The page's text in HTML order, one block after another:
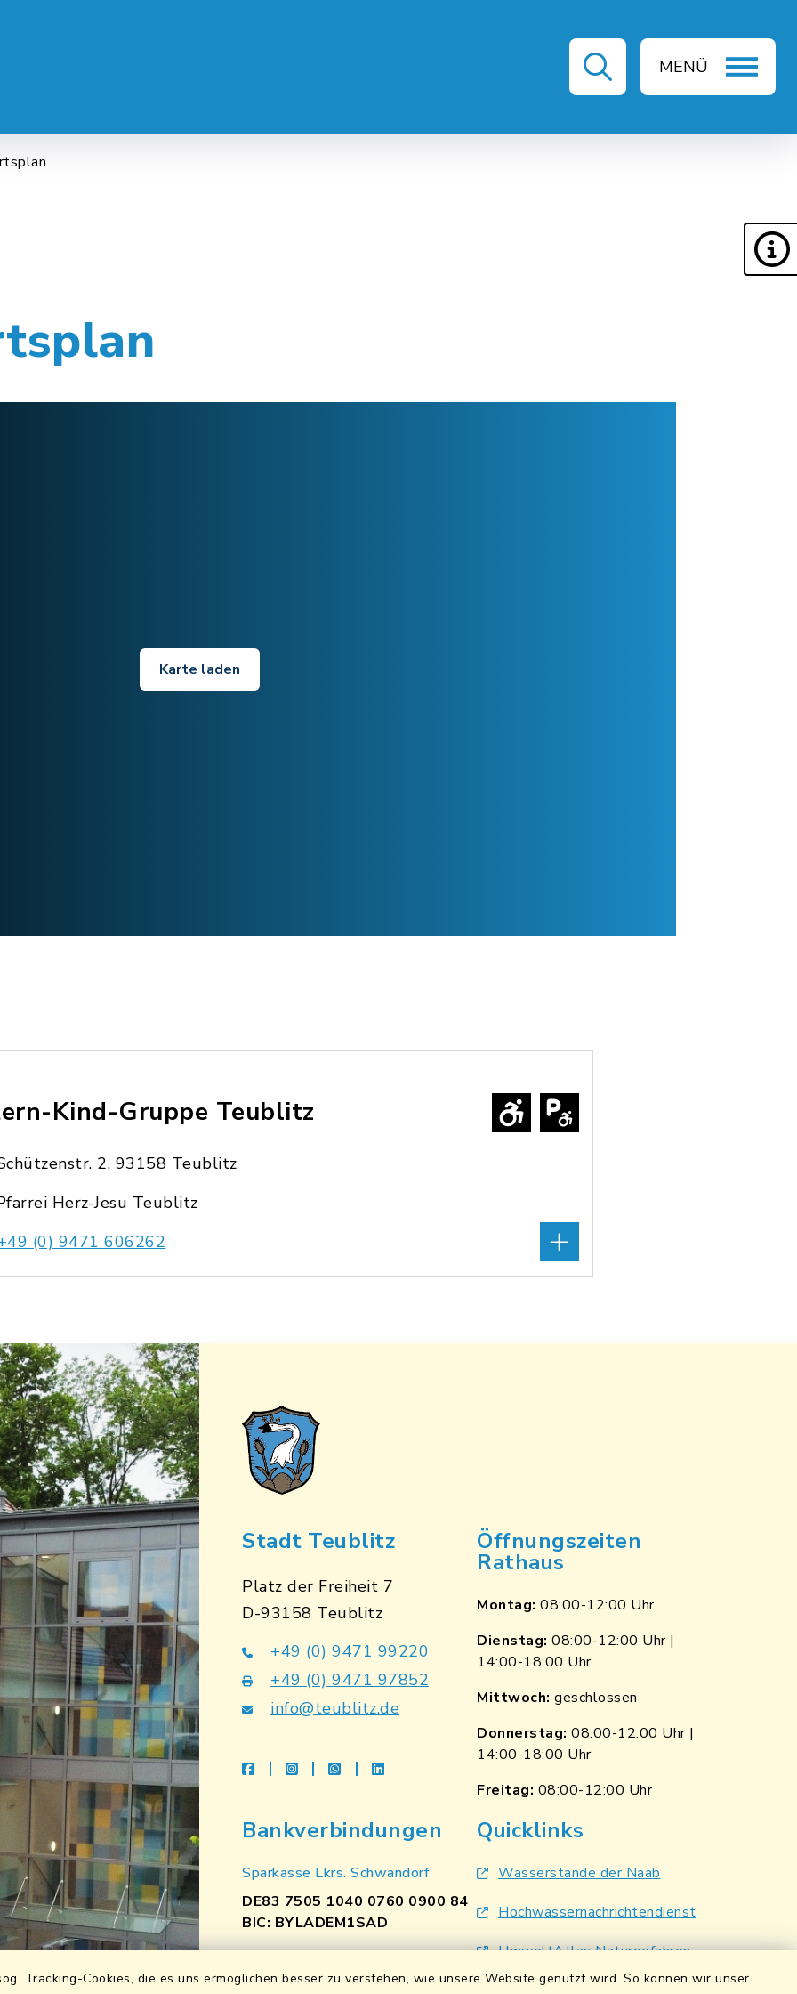
Tracking-Cookies, die es uns ermöglichen besser zu verstehen, wie unsere Website genutzt wird. So können wir unser
MENÜ
SERVICE LEBEN & ALLTAG FREIZEIT & KULTUR
Karte laden
Kind-Gruppe Teublitz
2, 93158 Teublitz
Herz-Jesu Teublitz
(0) 9471 606262
Stadt Teublitz
Platz der Freiheit 7
D-93158 Teublitz
+49 (0) 9471 99220
+49 (0) 9471 97852
info@teublitz.de
facebookinstagramwhatsapplinkedin
Öffnungszeiten
Rathaus
Montag: 08:00-12:00 Uhr
Dienstag: 08:00-12:00 Uhr |
14:00-18:00 Uhr
Mittwoch: geschlossen
Donnerstag: 08:00-12:00 Uhr |
14:00-18:00 Uhr
Freitag: 08:00-12:00 Uhr
Bankverbindungen
Sparkasse Lkrs. Schwandorf
DE83 7505 1040 0760 0900 84
BIC: BYLADEM1SAD
Quicklinks
Wasserstände der Naab
Hochwassernachrichtendienst
UmweltAtlas Naturgefahren